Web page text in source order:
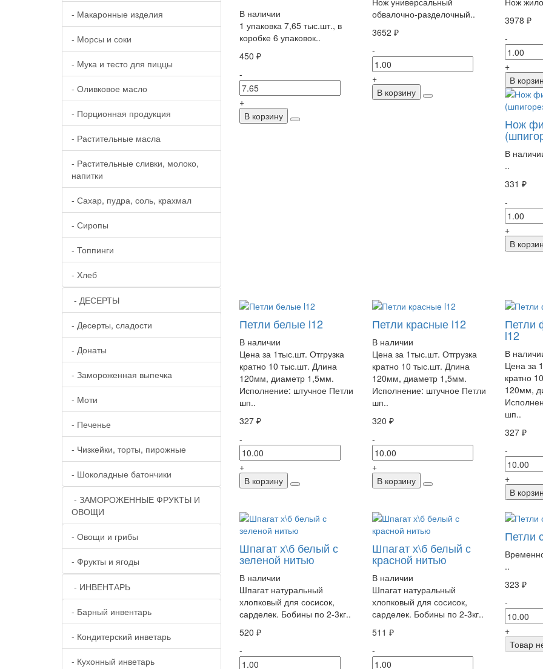
- Макаронные изделия
- Морсы и соки
- Мука и тесто для пиццы
- Оливковое масло
- Порционная продукция
- Растительные масла
- Растительные сливки, молоко,
напитки
- Сахар, пудра, соль, крахмал
- Сиропы
- Топпинги
- Хлеб
- ДЕСЕРТЫ
- Десерты, сладости
- Донаты
- Замороженная выпечка
- Моти
- Печенье
- Чизкейки, торты, пирожные
- Шоколадные батончики
- ЗАМОРОЖЕННЫЕ ФРУКТЫ И
ОВОЩИ
- Овощи и грибы
- Фрукты и ягоды
- ИНВЕНТАРЬ
- Барный инвентарь
- Кондитерский инветарь
- Кухонный инветарь
В наличии
1 упаковка 7,65 тыс.шт., в
коробке 6 упаковок..
450 ₽
-
+
В корзину
обвалочно-разделочный..
3652 ₽
-
+
В корзину
3978 ₽
-
+
В
Нож
В
..
331 ₽
-
+
В
Петли белые l12
В наличии
Цена за 1тыс.шт. Отгрузка
кратно 10 тыс.шт. Длина
120мм, диаметр 1,5мм.
Исполнение: штучное Петли
шп..
327 ₽
-
+
В корзину
Петли красные l12
В наличии
Цена за 1тыс.шт. Отгрузка
кратно 10 тыс.шт. Длина
120мм, диаметр 1,5мм.
Исполнение: штучное Петли
шп..
320 ₽
-
+
В корзину
Петли
l12
В
Цена за
кратно
120мм,
шп..
327 ₽
-
+
В
Шпагат х\б белый с
зеленой нитью
В наличии
Шпагат натуральный
хлопковый для сосисок,
сарделек. Бобины по 2-3кг..
520 ₽
-
Шпагат х\б белый с
красной нитью
В наличии
Шпагат натуральный
хлопковый для сосисок,
сарделек. Бобины по 2-3кг..
511 ₽
-
Петли
..
323 ₽
-
+
Товар